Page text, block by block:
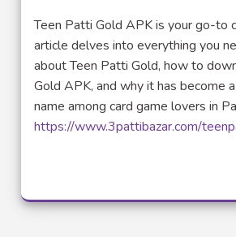
Teen Patti Gold APK is your go-to
article delves into everything you
about Teen Patti Gold, how to
Gold APK, and why it has become
name among card game lovers in
https://www.3pattibazar.com/